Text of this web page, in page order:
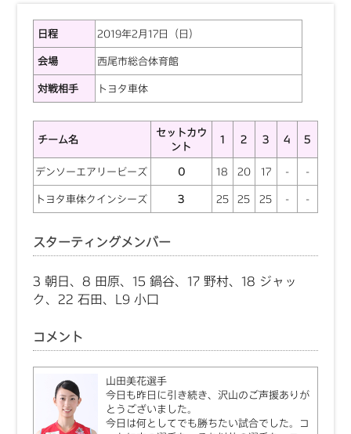
日程
2019年2月17日（日）
会場
西尾市総合体育館
対戦相手
トヨタ車体
チーム名
セットカウ
ント
1 2 3 4 5
デンソーエアリービーズ 0 18 20 17 -
-
トヨタ車体クインシーズ
3 25 25 25 - -
スターティングメンバー
3 朝日、8 田原、15 鍋谷、17 野村、18 ジャッ
ク、22 石田、L9 小口
コメント
山田美花選手
今日も昨日に引き続き、沢山のご声援ありが
とうございました。
今日は何としてでも勝ちたい試合でした。コ